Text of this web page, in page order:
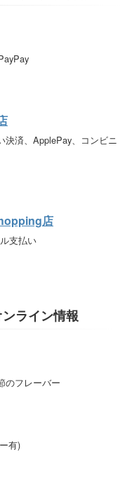
済、ApplePay、コンビニ
店
支払い
ライン情報
のフレーバー
有)